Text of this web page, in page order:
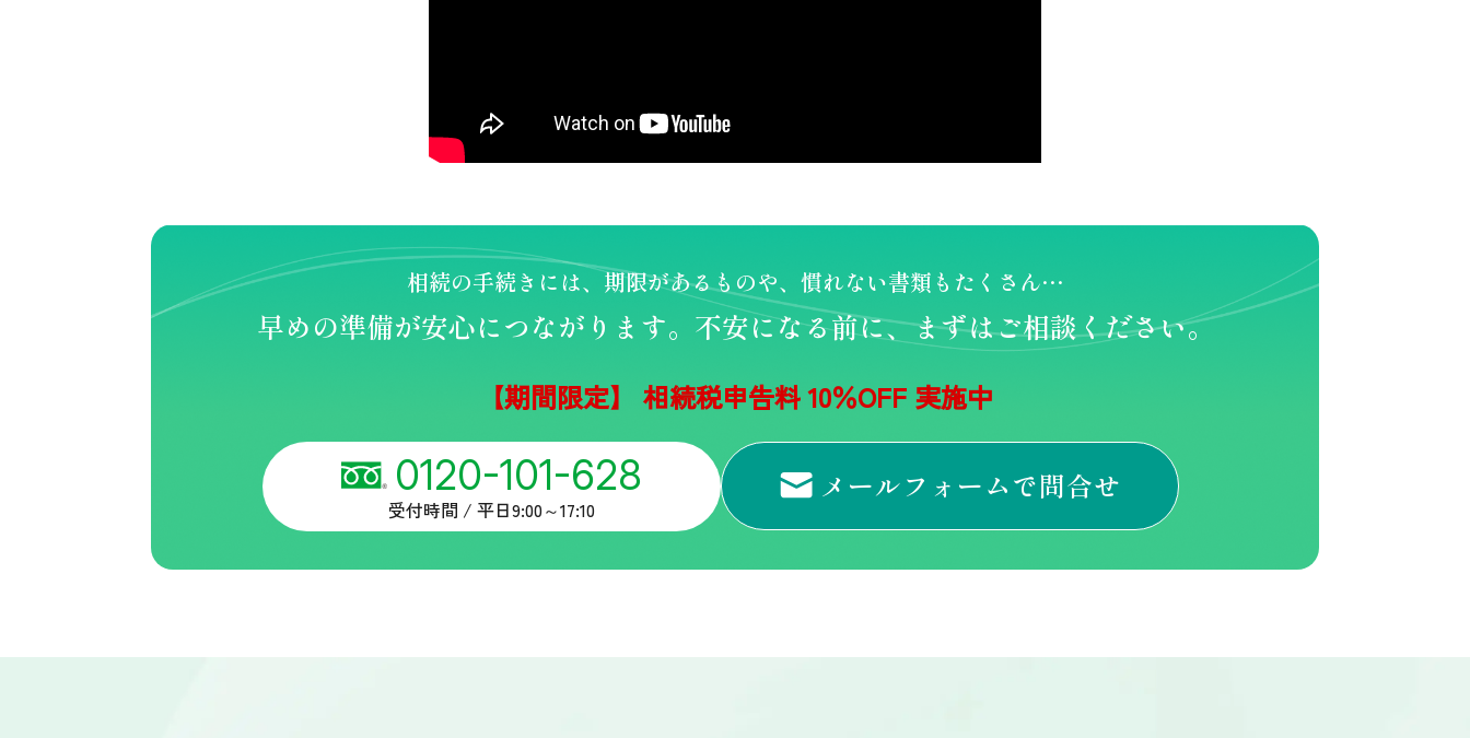
相続の手続きには、期限があるものや、 慣れない書類もたくさん…
早めの準備が安心につながります。 不安になる前に、まずはご相談ください。
【期間限定】 相続税申告料 10％OFF 実施中
0120-101-628
受付時間 / 平日9:00～17:10
メールフォームで問合せ